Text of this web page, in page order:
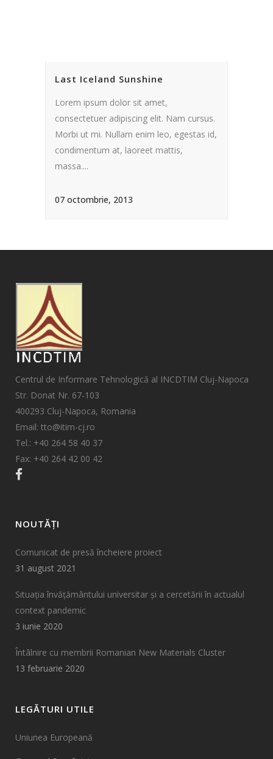
Last Iceland Sunshine
Lorem ipsum dolor sit amet,
consectetuer adipiscing elit. Nam cursus.
Morbi ut mi. Nullam enim leo, egestas id,
condimentum at, laoreet mattis,
massa....
07 octombrie, 2013
Centrul de Informare Tehnologică al INCDTIM Cluj-Napoca
Str. Donat Nr. 67-103
400293 Cluj-Napoca, Romania
Email: tto@itim-cj.ro
Tel.: +40 264 58 40 37
Fax: +40 264 42 00 42
NOUTĂȚI
Comunicat de presă încheiere proiect
31 august 2021
Situația învățământului universitar și a cercetării în actualul
context pandemic
3 iunie 2020
Întâlnire cu membrii Romanian New Materials Cluster
13 februarie 2020
LEGĂTURI UTILE
Uniunea Europeană